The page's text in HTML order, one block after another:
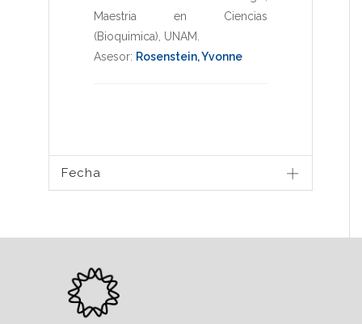
Maestria en Ciencias
(Bioquimica) UNAM
Asesor: Rosenstein, Yvonne
Fecha